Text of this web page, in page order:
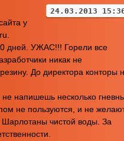
24.03.2013
у
дней. УЖАС!!! Горели все
никак не
До директора конторы
напишешь несколько
не пользуются, и не
чистой воды. За